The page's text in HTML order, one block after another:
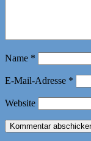
Name *
E-Mail-Adresse *
Website